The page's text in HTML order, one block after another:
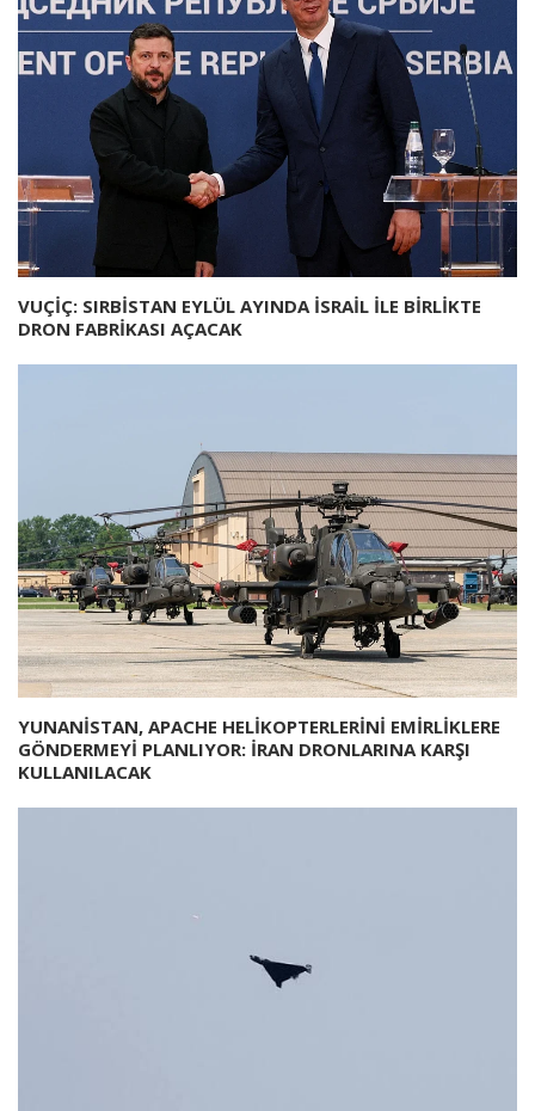
VUÇİÇ: SIRBİSTAN EYLÜL AYINDA İSRAİL İLE BİRLİKTE
DRON FABRİKASI AÇACAK
YUNANİSTAN, APACHE HELİKOPTERLERİNİ EMİRLİKLERE
GÖNDERMEYİ PLANLIYOR: İRAN DRONLARINA KARŞI
KULLANILACAK